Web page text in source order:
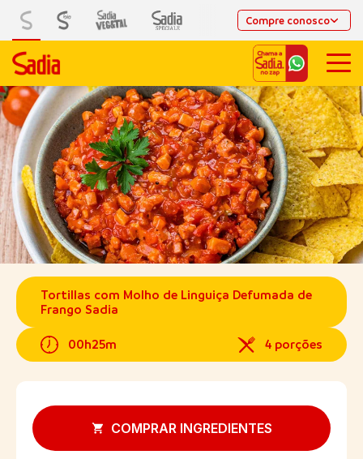
Compre conosco
Tortillas com Molho de Linguiça Defumada de
Frango Sadia
00h25m 4 porções
COMPRAR INGREDIENTES